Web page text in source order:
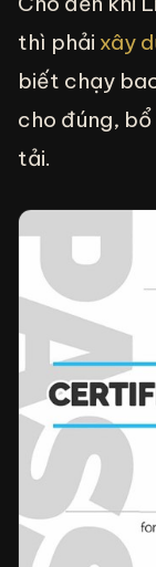
thì phải xây
biết chạy
cho đúng,
tải.